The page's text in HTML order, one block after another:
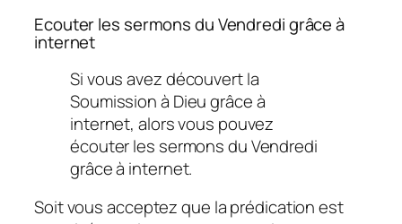
Ecouter les sermons du Vendredi grâce à
internet
Si vous avez découvert la
Soumission à Dieu grâce à
internet, alors vous pouvez
écouter les sermons du Vendredi
grâce à internet.
Soit vous acceptez que la prédication est